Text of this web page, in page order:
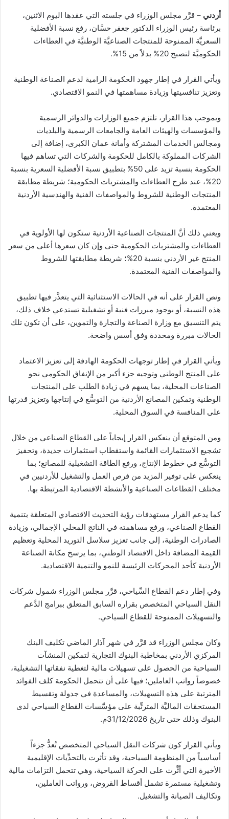
أردني – قرَّر مجلس الوزراء في جلسته التي عقدها اليوم الاثنين،
برئاسة رئيس الوزراء الدكتور جعفر حسَّان، رفع نسبة الأفضلية
السعريَّة الممنوحة للمنتجات الصناعيَّة الوطنيَّة في العطاءات
الحكوميَّة لتصبح 20% بدلاً من 15%.
ويأتي القرار في إطار جهود الحكومة الرامية لدعم الصناعة الوطنية
وتعزيز تنافسيتها وزيادة مساهمتها في النمو الاقتصادي.
وبموجب هذا القرار، تلتزم جميع الوزارات والدوائر الرسمية
والمؤسسات والهيئات العامة والجامعات الرسمية والبلديات
ومجالس الخدمات المشتركة وأمانة عمان الكبرى، إضافة إلى
الشركات المملوكة بالكامل للحكومة والشركات التي تساهم فيها
الحكومة بنسبة تزيد على 50% بتطبيق نسبة الأفضلية السعرية بنسبة
20%، عند طرح العطاءات والمشتريات الحكومية؛ شريطة مطابقة
المنتجات الوطنية للشروط والمواصفات الفنية والهندسية الأردنية
المعتمدة.
ويعني ذلك أنَّ المنتجات الصناعية الأردنية ستكون لها الأولوية في
العطاءات والمشتريات الحكومية حتى وإن كان سعرها أعلى من سعر
المنتج غير الأردني بنسبة 20%؛ شريطة مطابقتها للشروط
والمواصفات الفنية المعتمدة.
ونص القرار على أنه في الحالات الاستثنائية التي يتعذَّر فيها تطبيق
هذه النسبة، أو بوجود مبررات فنية أو تشغيلية تستدعي خلاف ذلك،
يتم التنسيق مع وزارة الصناعة والتجارة والتموين، على أن تكون تلك
الحالات مبررة ومحددة وفق أسس واضحة.
ويأتي القرار في إطار توجهات الحكومة الهادفة إلى تعزيز الاعتماد
على المنتج الوطني وتوجيه جزء أكبر من الإنفاق الحكومي نحو
الصناعات المحلية، بما يسهم في زيادة الطلب على المنتجات
الوطنية وتمكين المصانع الأردنية من التوسُّع في إنتاجها وتعزيز قدرتها
على المنافسة في السوق المحلية.
ومن المتوقع أن ينعكس القرار إيجاباً على القطاع الصناعي من خلال
تشجيع الاستثمارات القائمة واستقطاب استثمارات جديدة، وتحفيز
التوسُّع في خطوط الإنتاج، ورفع الطاقة التشغيلية للمصانع؛ بما
ينعكس على توفير المزيد من فرص العمل والتشغيل للأردنيين في
مختلف القطاعات الصناعية والأنشطة الاقتصادية المرتبطة بها.
كما يدعم القرار مستهدفات رؤية التحديث الاقتصادي المتعلقة بتنمية
القطاع الصناعي، ورفع مساهمته في الناتج المحلي الإجمالي، وزيادة
الصادرات الوطنية، إلى جانب تعزيز سلاسل التوريد المحلية وتعظيم
القيمة المضافة داخل الاقتصاد الوطني، بما يرسخ مكانة الصناعة
الأردنية كأحد المحركات الرئيسة للنمو والتنمية الاقتصادية.
وفي إطار دعم القطاع السِّياحي، قرَّر مجلس الوزراء شمول شركات
النقل السياحي المتخصص بقراره السابق المتعلق ببرامج الدَّعم
والتسهيلات الممنوحة للقطاع السياحي.
وكان مجلس الوزراء قد قرَّر في شهر آذار الماضي تكليف البنك
المركزي الأردني بمخاطبة البنوك التجارية لتمكين المنشآت
السياحية من الحصول على تسهيلات مالية لتغطية نفقاتها التشغيلية،
خصوصاً رواتب العاملين؛ فيها على أن تتحمل الحكومة كلف الفوائد
المترتبة على هذه التسهيلات، والمساعدة في جدولة وتقسيط
المستحقات الماليَّة المترتِّبة على مؤسَّسات القطاع السياحي لدى
البنوك وذلك حتى تاريخ 31/12/2026م.
ويأتي القرار كون شركات النقل السياحي المتخصص تُعدُّ جزءاً
أساسياً من المنظومة السياحية، وقد تأثرت بالتحدِّيات الإقليمية
الأخيرة التي أثَّرت على الحركة السياحية، وهي تتحمل التزامات مالية
وتشغيلية مستمرة تشمل أقساط القروض، ورواتب العاملين،
وتكاليف الصيانة والتشغيل.